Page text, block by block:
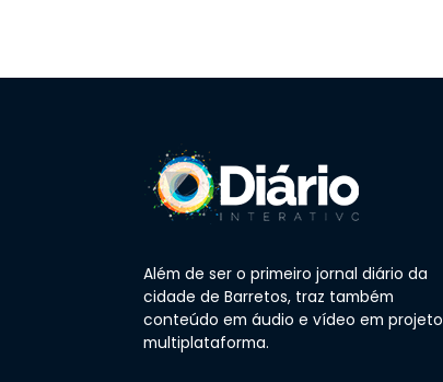
Além de ser o primeiro jornal diário da
cidade de Barretos, traz também
conteúdo em áudio e vídeo em projeto
multiplataforma.